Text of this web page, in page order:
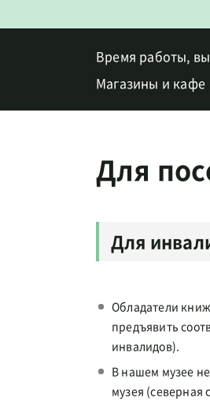
Время работы,
Магазины и кафе
Для
Для
Обладатели
предъявить
инвалидов).
В нашем музее
музея (северная